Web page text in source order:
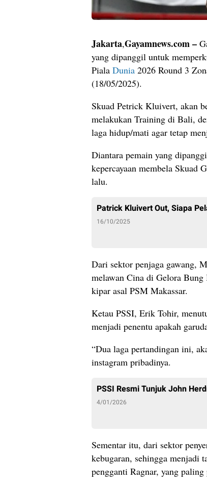
Jakarta,Gayamnews.com –
yang dipanggil untuk
Piala Dunia 2026 Round 3
(18/05/2025).
Skuad Petrick Kluivert, akan
melakukan Training di Bali,
laga hidup/mati agar tetap
Diantara pemain yang
kepercayaan membela Skuad
lalu.
Patrick Kluivert Out, Siapa
16/10/2025
Dari sektor penjaga gawang,
melawan Cina di Gelora
kipar asal PSM Makassar.
Ketau PSSI, Erik Tohir,
menjadi penentu apakah
“Dua laga pertandingan ini,
instagram pribadinya.
PSSI Resmi Tunjuk John
4/01/2026
Sementar itu, dari sektor
kebugaran, sehingga menjadi
pengganti Ragnar, yang